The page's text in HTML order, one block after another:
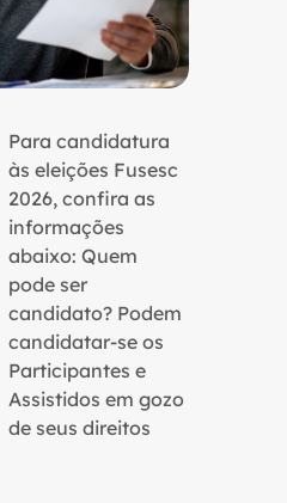
Para candidatura
às eleições Fusesc
2026, confira as
informações
abaixo: Quem
pode ser
candidato? Podem
candidatar-se os
Participantes e
Assistidos em gozo
de seus direitos